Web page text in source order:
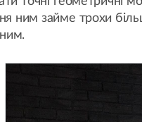
ним займе трохи